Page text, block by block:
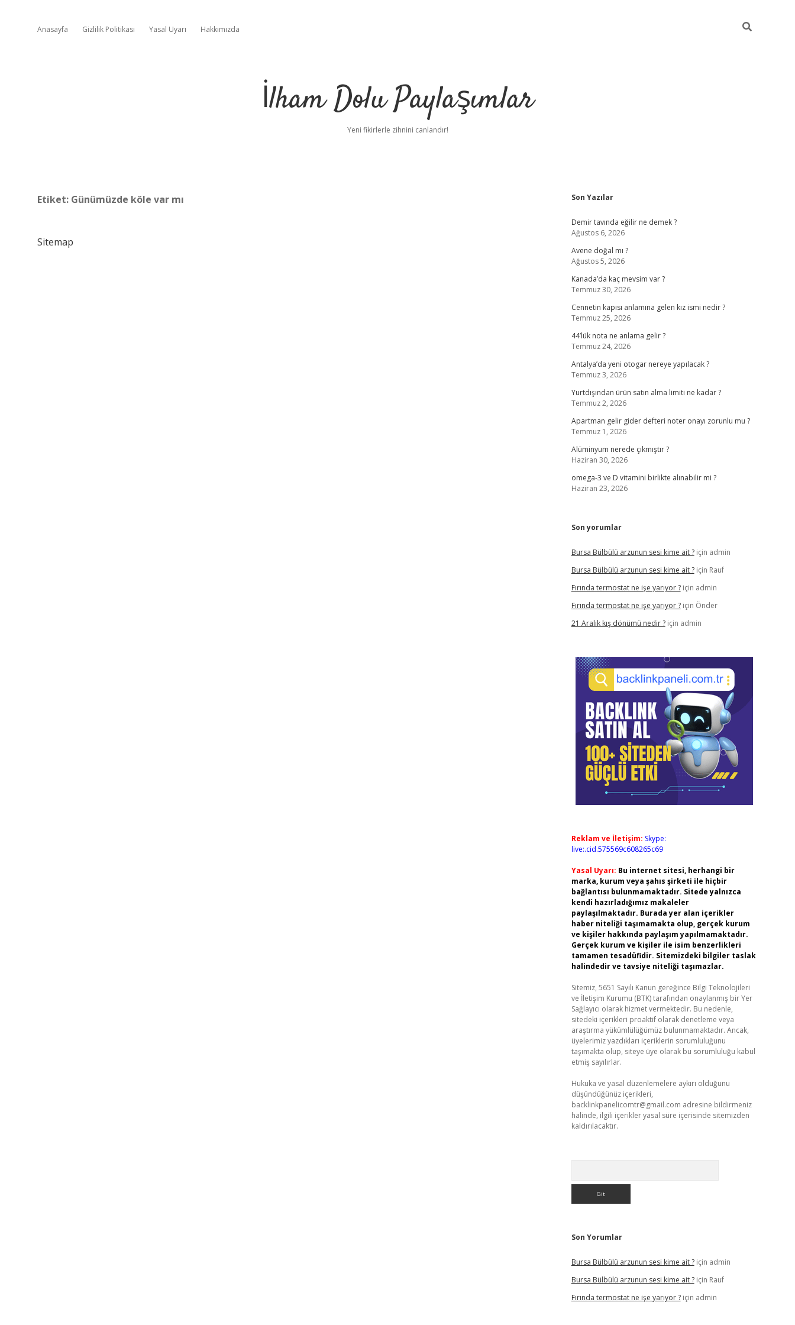
Anasayfa Gizlilik Politikası Yasal Uyarı Hakkımızda
İlham Dolu Paylaşımlar
Yeni fikirlerle zihnini canlandır!
Etiket: Günümüzde köle var mı
Sitemap
Sidebar
Son Yazılar
Demir tavında eğilir ne demek ?
Ağustos 6, 2026
Avene doğal mı ?
Ağustos 5, 2026
Kanada’da kaç mevsim var ?
Temmuz 30, 2026
Cennetin kapısı anlamına gelen kız ismi nedir ?
Temmuz 25, 2026
44’lük nota ne anlama gelir ?
Temmuz 24, 2026
Antalya’da yeni otogar nereye yapılacak ?
Temmuz 3, 2026
Yurtdışından ürün satın alma limiti ne kadar ?
Temmuz 2, 2026
Apartman gelir gider defteri noter onayı zorunlu mu ?
Temmuz 1, 2026
Alüminyum nerede çıkmıştır ?
Haziran 30, 2026
omega-3 ve D vitamini birlikte alınabilir mi ?
Haziran 23, 2026
Son yorumlar
Bursa Bülbülü arzunun sesi kime ait ?için admin
Bursa Bülbülü arzunun sesi kime ait ?için Rauf
Fırında termostat ne işe yarıyor ?için admin
Fırında termostat ne işe yarıyor ?için Önder
21 Aralık kış dönümü nedir ?için admin
Reklam ve İletişim: Skype:
live:.cid.575569c608265c69
Yasal Uyarı: Bu internet sitesi, herhangi bir
marka, kurum veya şahıs şirketi ile hiçbir
bağlantısı bulunmamaktadır. Sitede yalnızca
kendi hazırladığımız makaleler
paylaşılmaktadır. Burada yer alan içerikler
haber niteliği taşımamakta olup, gerçek kurum
ve kişiler hakkında paylaşım yapılmamaktadır.
Gerçek kurum ve kişiler ile isim benzerlikleri
tamamen tesadüfidir. Sitemizdeki bilgiler taslak
halindedir ve tavsiye niteliği taşımazlar.
Sitemiz, 5651 Sayılı Kanun gereğince Bilgi Teknolojileri
ve İletişim Kurumu (BTK) tarafından onaylanmış bir Yer
Sağlayıcı olarak hizmet vermektedir. Bu nedenle,
sitedeki içerikleri proaktif olarak denetleme veya
araştırma yükümlülüğümüz bulunmamaktadır. Ancak,
üyelerimiz yazdıkları içeriklerin sorumluluğunu
taşımakta olup, siteye üye olarak bu sorumluluğu kabul
etmiş sayılırlar.
Hukuka ve yasal düzenlemelere aykırı olduğunu
düşündüğünüz içerikleri,
backlinkpanelicomtr@gmail.com adresine bildirmeniz
halinde, ilgili içerikler yasal süre içerisinde sitemizden
kaldırılacaktır.
Son Yorumlar
Bursa Bülbülü arzunun sesi kime ait ?için admin
Bursa Bülbülü arzunun sesi kime ait ?için Rauf
Fırında termostat ne işe yarıyor ?için admin